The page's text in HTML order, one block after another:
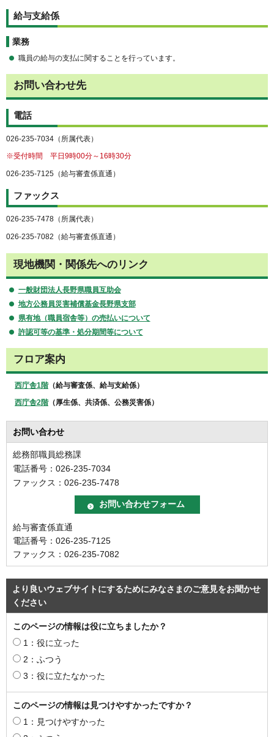
給与支給係
業務
職員の給与の支払に関することを行っています。
お問い合わせ先
電話
026-235-7034（所属代表）
※受付時間 平日9時00分～16時30分
026-235-7125（給与審査係直通）
ファックス
026-235-7478（所属代表）
026-235-7082（給与審査係直通）
現地機関・関係先へのリンク
一般財団法人長野県職員互助会
地方公務員災害補償基金長野県支部
県有地（職員宿舎等）の売払いについて
許認可等の基準・処分期間等について
フロア案内
西庁舎1階（給与審査係、給与支給係）
西庁舎2階（厚生係、共済係、公務災害係）
お問い合わせ
総務部職員総務課
電話番号：026-235-7034
ファックス：026-235-7478
給与審査係直通
電話番号：026-235-7125
ファックス：026-235-7082
より良いウェブサイトにするためにみなさまのご意見をお聞かせ
ください
このページの情報は役に立ちましたか？
1：役に立った
2：ふつう
3：役に立たなかった
このページの情報は見つけやすかったですか？
1：見つけやすかった